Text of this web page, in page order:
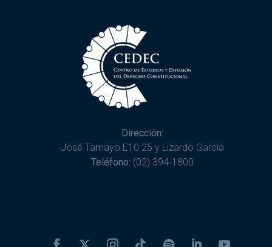
Dirección:
José Tamayo E10 25 y Lizardo García
Teléfono: (02) 394-1800